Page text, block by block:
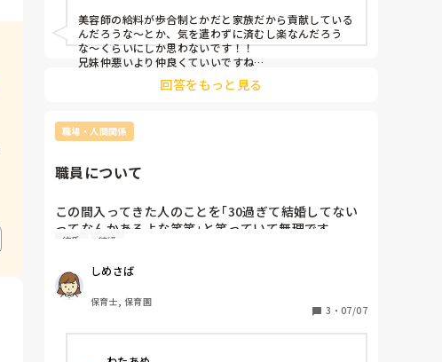
美容師の給料が歩合制とかだと家族だから貢献している
んだろうな〜とか、気を遣わずに済むし楽なんだろう
な〜くらいにしか思わないです！！
兄妹仲悪いより仲良くていいですね
もはやかわいい女の子に担当されるより、妹だと安心だ
す！！笑
回答をもっと見る
職場・人間関係
職員について
この間入ってきた人のことを｢30過ぎて結婚してない
ってなんかあるよな笑笑｣と笑っていて無理です。
やめたいです。
姉の話なんかまだしたことないのに、話しの流れで、
｢お姉ちゃんが彼氏連れてきたときどうした？｣とかい
彼氏 結婚
しめさば
保育士, 保育園
3 ・ 07/07